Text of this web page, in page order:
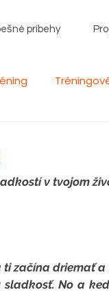
príbehy
v tvojom
ti začína driemať
No a keď